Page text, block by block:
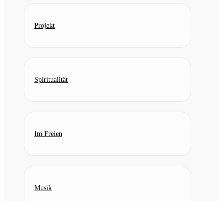
Projekt
Spiritualität
Im Freien
Musik